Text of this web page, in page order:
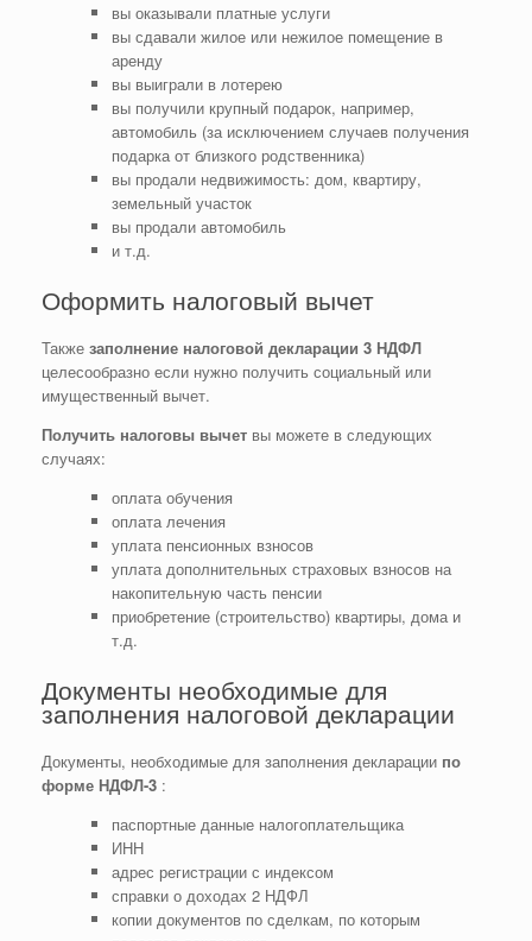
вы оказывали платные услуги
вы сдавали жилое или нежилое помещение в
аренду
вы выиграли в лотерею
вы получили крупный подарок, например,
автомобиль (за исключением случаев получения
подарка от близкого родственника)
вы продали недвижимость: дом, квартиру,
земельный участок
вы продали автомобиль
и т.д.
Оформить налоговый вычет
Также заполнение налоговой декларации 3 НДФЛ
целесообразно если нужно получить социальный или
имущественный вычет.
Получить налоговы вычет вы можете в следующих
случаях:
оплата обучения
оплата лечения
уплата пенсионных взносов
уплата дополнительных страховых взносов на
накопительную часть пенсии
приобретение (строительство) квартиры, дома и
т.д.
Документы необходимые для
заполнения налоговой декларации
Документы, необходимые для заполнения декларации по
форме НДФЛ-3 :
паспортные данные налогоплательщика
ИНН
адрес регистрации с индексом
справки о доходах 2 НДФЛ
копии документов по сделкам, по которым